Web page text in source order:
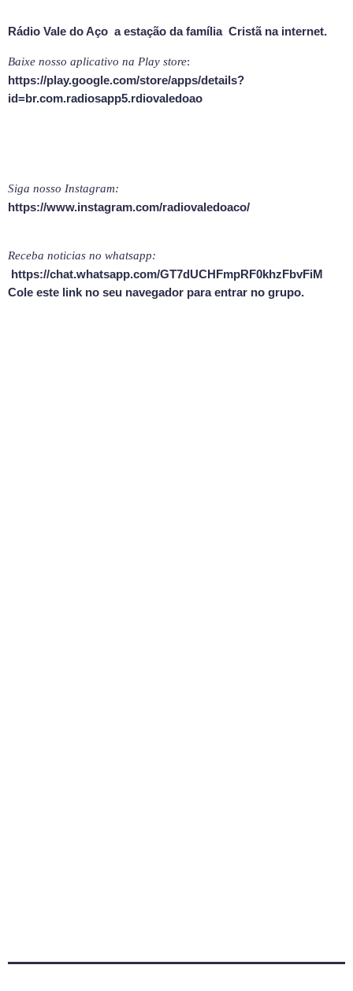
Rádio Vale do Aço a estação da família Cristã na internet.
Baixe nosso aplicativo na Play store:
https://play.google.com/store/apps/details?
id=br.com.radiosapp5.rdiovaledoao
Siga nosso Instagram:
https://www.instagram.com/radiovaledoaco/
Receba noticias no whatsapp:
https://chat.whatsapp.com/GT7dUCHFmpRF0khzFbvFiM
Cole este link no seu navegador para entrar no grupo.